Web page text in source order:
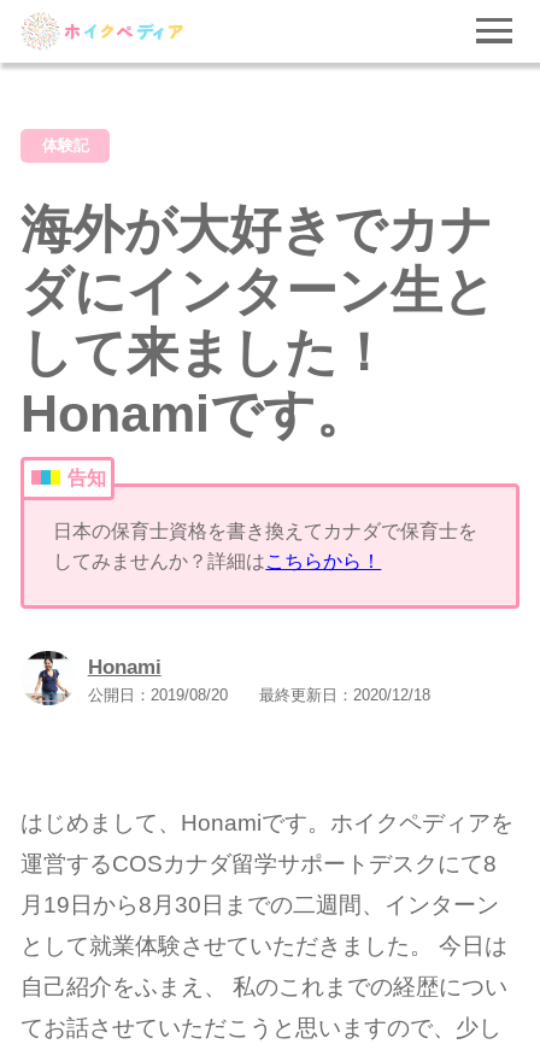
体験記
海外が大好きでカナ
ダにインターン生と
して来ました！
Honamiです。
告知
日本の保育士資格を書き換えてカナダで保育士を
してみませんか？詳細はこちらから！
Honami
公開日： 2019/08/20 最終更新日： 2020/12/18
はじめまして、Honamiです。ホイクペディアを
運営するCOSカナダ留学サポートデスクにて8
月19日から8月30日までの二週間、インターン
として就業体験させていただきました。 今日は
自己紹介をふまえ、 私のこれまでの経歴につい
てお話させていただこうと思いますので、少し